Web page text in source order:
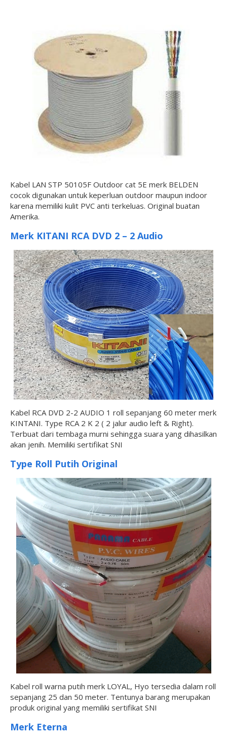
Kabel LAN STP 50105F Outdoor cat 5E merk BELDEN
cocok digunakan untuk keperluan outdoor maupun indoor
karena memiliki kulit PVC anti terkeluas. Original buatan
Amerika.
Merk KITANI RCA DVD 2 – 2 Audio
Kabel RCA DVD 2-2 AUDIO 1 roll sepanjang 60 meter merk
KINTANI. Type RCA 2 K 2 ( 2 jalur audio left & Right).
Terbuat dari tembaga murni sehingga suara yang dihasilkan
akan jenih. Memiliki sertifikat SNI
Type Roll Putih Original
Kabel roll warna putih merk LOYAL, Hyo tersedia dalam roll
sepanjang 25 dan 50 meter. Tentunya barang merupakan
produk original yang memiliki sertifikat SNI
Merk Eterna